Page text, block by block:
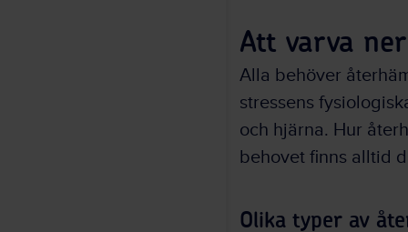
Att varva ner
Alla behöver
stressens
och hjärna. Hur
behovet finns alltid
Olika typer av